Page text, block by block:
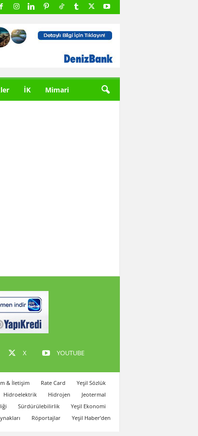
İK Mimari
X YOUTUBE
& İletişim Rate Card
Yeşil Sözlük
Hidroelektrik Hidrojen
Jeotermal
Sürdürülebilirlik
Yeşil Ekonomi
Röportajlar Yeşil Haber’den